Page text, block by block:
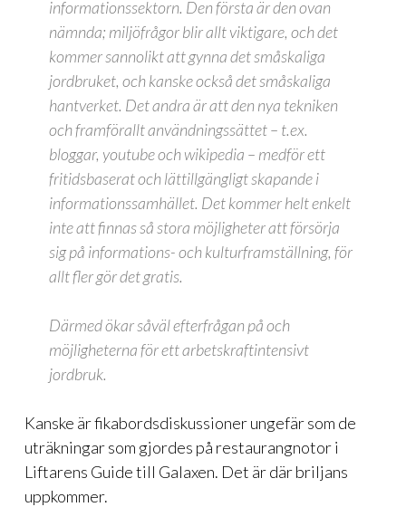
informationssektorn. Den första är den ovan
nämnda; miljöfrågor blir allt viktigare, och det
kommer sannolikt att gynna det småskaliga
jordbruket, och kanske också det småskaliga
hantverket. Det andra är att den nya tekniken
och framförallt användningssättet – t.ex.
bloggar, youtube och wikipedia – medför ett
fritidsbaserat och lättillgängligt skapande i
informationssamhället. Det kommer helt enkelt
inte att finnas så stora möjligheter att försörja
sig på informations- och kulturframställning, för
allt fler gör det gratis.
Därmed ökar såväl efterfrågan på och
möjligheterna för ett arbetskraftintensivt
jordbruk.
Kanske är fikabordsdiskussioner ungefär som de
uträkningar som gjordes på restaurangnotor i
Liftarens Guide till Galaxen. Det är där briljans
uppkommer.